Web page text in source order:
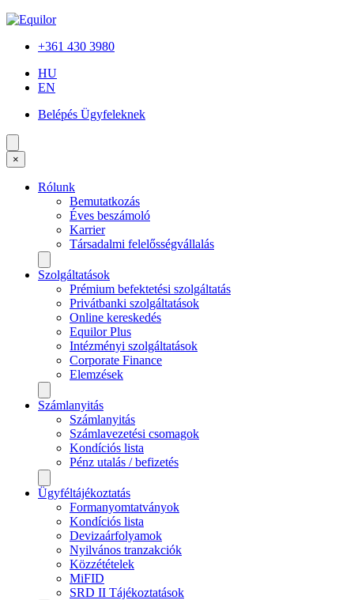
+361 430 3980
HU
EN
Belépés Ügyfeleknek
×
Rólunk
Bemutatkozás
Éves beszámoló
Karrier
Társadalmi felelősségvállalás
Szolgáltatások
Prémium befektetési szolgáltatás
Privátbanki szolgáltatások
Online kereskedés
Equilor Plus
Intézményi szolgáltatások
Corporate Finance
Elemzések
Számlanyitás
Számlanyitás
Számlavezetési csomagok
Kondíciós lista
Pénz utalás / befizetés
Ügyféltájékoztatás
Formanyomtatványok
Kondíciós lista
Devizaárfolyamok
Nyilvános tranzakciók
Közzétételek
MiFID
SRD II Tájékoztatások